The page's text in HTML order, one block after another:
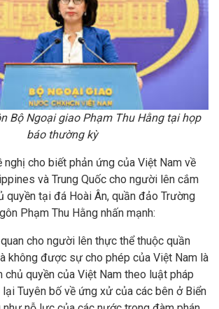
Bộ Ngoại giao Phạm Thu Hằng tại họp
báo thường kỳ
nghị cho biết phản ứng của Việt Nam về
và Trung Quốc cho người lên cắm
quyền tại đá Hoài Ân, quần đảo Trường
Phạm Thu Hằng nhấn mạnh:
cho người lên thực thể thuộc quần
không được sự cho phép của Việt Nam là
chủ quyền của Việt Nam theo luật pháp
Tuyên bố về ứng xử của các bên ở Biển